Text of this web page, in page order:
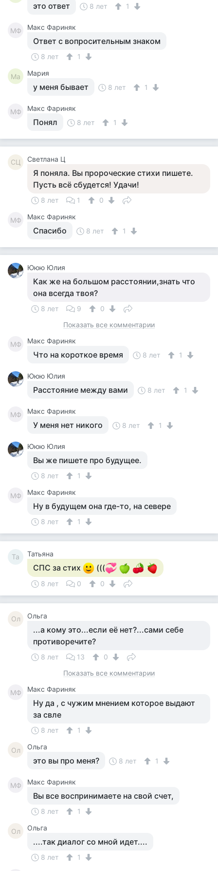
это ответ 8 лет 1
МФ Макс Фариняк
Ответ с вопросительным знаком
8 лет 1
Ма Мария
у меня бывает 8 лет 1
МФ Макс Фариняк
Понял 8 лет 1
СЦ Светлана Ц
Я поняла. Вы пророческие стихи пишете.
Пусть всё сбудется! Удачи!
8 лет 1 0
МФ Макс Фариняк
Спасибо 8 лет 1
Ююю Юлия
Как же на большом расстоянии,знать что
она всегда твоя?
8 лет 9
0
Показать все комментарии
МФ Макс Фариняк
Что на короткое время 8 лет 1
Ююю Юлия
Расстояние между вами 8 лет 1
МФ Макс Фариняк
У меня нет никого 8 лет 1
Ююю Юлия
Вы же пишете про будущее.
8 лет 1
МФ Макс Фариняк
Ну в будущем она где-то, на севере
8 лет 1
Та Татьяна
СПС за стих (((
8 лет 0 0
Ол Ольга
...а кому это...если её нет?...сами себе
противоречите?
8 лет 13
0
Показать все комментарии
МФ Макс Фариняк
Ну да , с чужим мнением которое выдают
за свле
8 лет 1
Ол Ольга
это вы про меня? 8 лет 1
МФ Макс Фариняк
Вы все воспринимаете на свой счет,
8 лет 1
Ол Ольга
....так диалог со мной идет....
8 лет
1